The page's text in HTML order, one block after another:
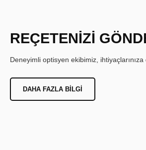
REÇETENİZİ
Deneyimli optisyen ekibimiz,
DAHA FAZLA BILGI